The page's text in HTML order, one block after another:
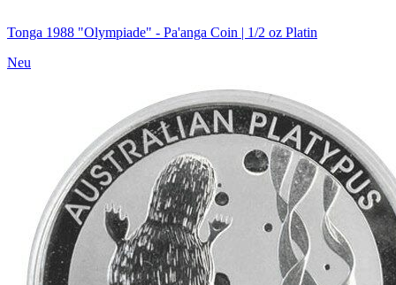
Tonga 1988 "Olympiade" - Pa'anga Coin | 1/2 oz Platin
Neu